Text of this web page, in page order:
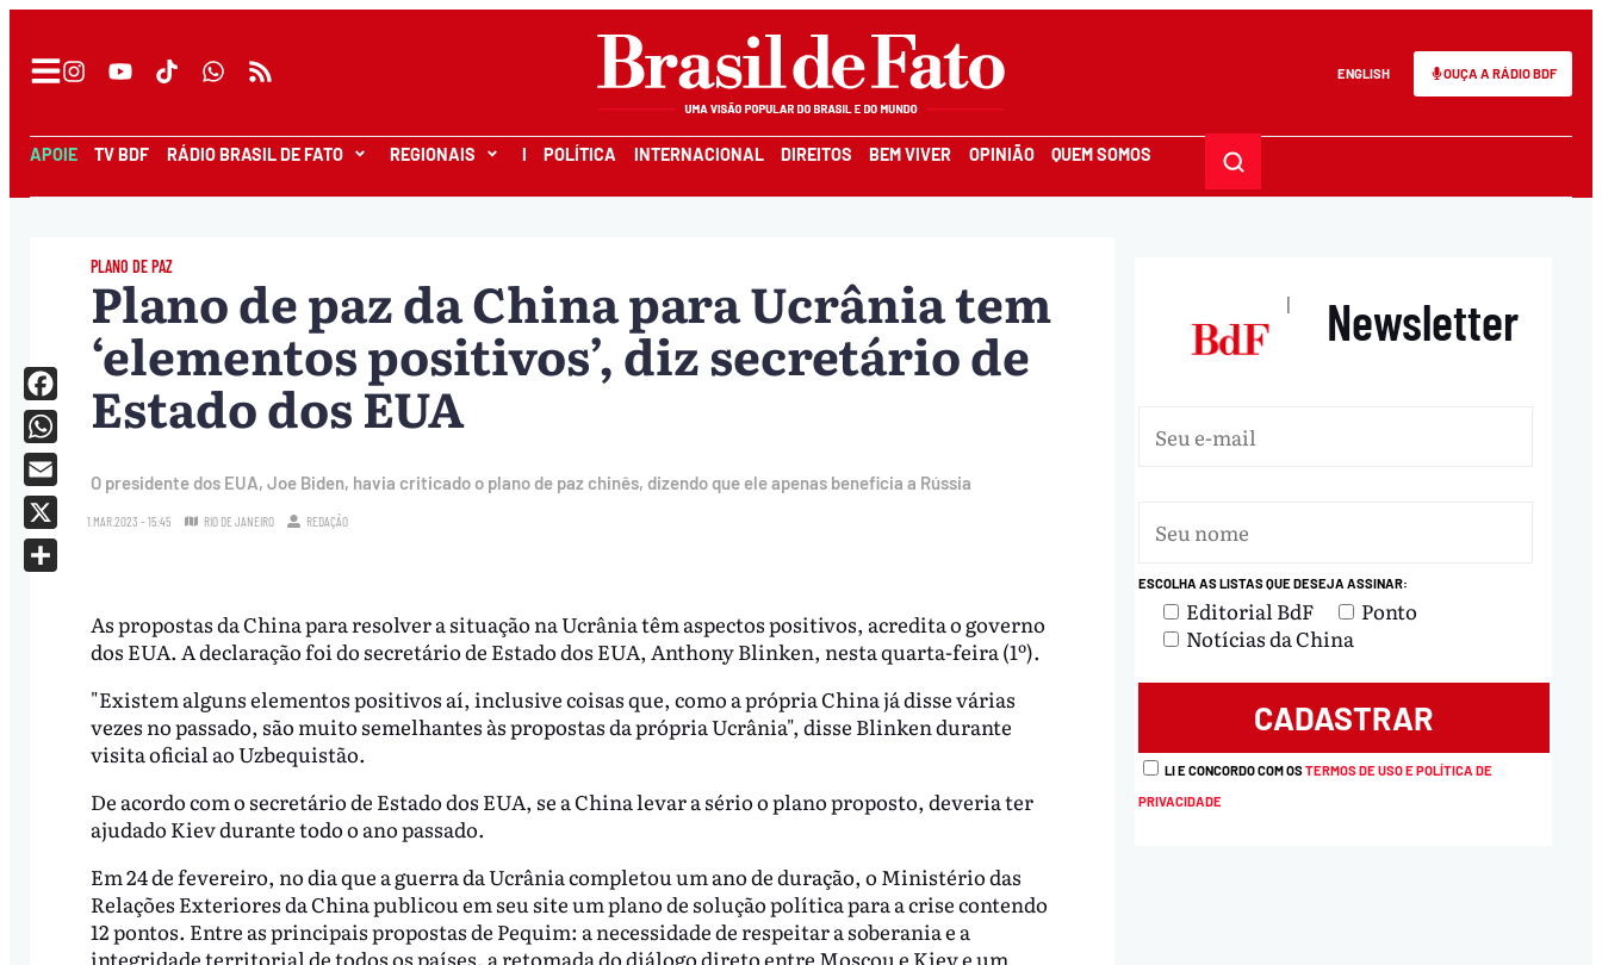
ENGLISH OUÇA A RÁDIO BDF
APOIE TV BDF RÁDIO BRASIL DE FATO REGIONAIS I POLÍTICA INTERNACIONAL DIREITOS BEM VIVER OPINIÃO QUEM SOMOS
PLANO DE PAZ
Plano de paz da China para Ucrânia tem
‘elementos positivos’, diz secretário de
Estado dos EUA
O presidente dos EUA, Joe Biden, havia criticado o plano de paz chinês, dizendo que ele apenas beneficia a Rússia
1.MAR.2023 - 15:45 RIO DE JANEIRO REDAÇÃO
As propostas da China para resolver a situação na Ucrânia têm aspectos positivos, acredita o governo
dos EUA. A declaração foi do secretário de Estado dos EUA, Anthony Blinken, nesta quarta-feira (1º).
"Existem alguns elementos positivos aí, inclusive coisas que, como a própria China já disse várias
vezes no passado, são muito semelhantes às propostas da própria Ucrânia", disse Blinken durante
visita oficial ao Uzbequistão.
De acordo com o secretário de Estado dos EUA, se a China levar a sério o plano proposto, deveria ter
ajudado Kiev durante todo o ano passado.
Em 24 de fevereiro, no dia que a guerra da Ucrânia completou um ano de duração, o Ministério das
Relações Exteriores da China publicou em seu site um plano de solução política para a crise contendo
12 pontos. Entre as principais propostas de Pequim: a necessidade de respeitar a soberania e a
integridade territorial de todos os países, a retomada do diálogo direto entre Moscou e Kiev e um
Facebook
WhatsApp
Email
X
| Newsletter
ESCOLHA AS LISTAS QUE DESEJA ASSINAR:
Editorial BdF
Ponto
Notícias da China
LI E CONCORDO COM OSTERMOS DE USO E POLÍTICA DE
PRIVACIDADE